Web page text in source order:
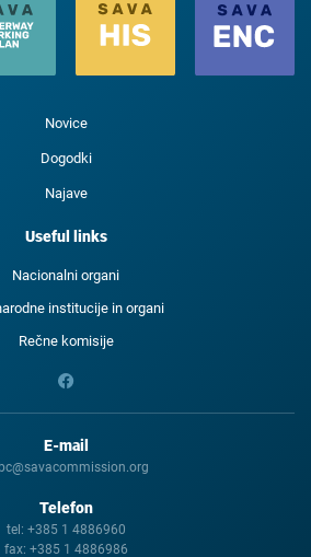
Novice
Dogodki
Najave
Useful links
Nacionalni organi
institucije in organi
Rečne komisije
E-mail
Telefon
tel: +385 1 4886960
fax: +385 1 4886986